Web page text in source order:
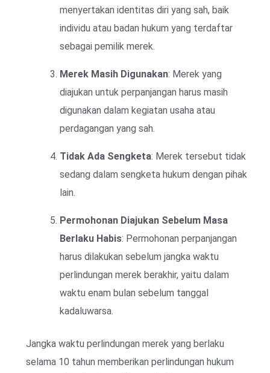
menyertakan identitas diri yang sah, baik
individu atau badan hukum yang terdaftar
sebagai pemilik merek.
Merek Masih Digunakan: Merek yang
diajukan untuk perpanjangan harus masih
digunakan dalam kegiatan usaha atau
perdagangan yang sah.
Tidak Ada Sengketa: Merek tersebut tidak
sedang dalam sengketa hukum dengan pihak
lain.
Permohonan Diajukan Sebelum Masa
Berlaku Habis: Permohonan perpanjangan
harus dilakukan sebelum jangka waktu
perlindungan merek berakhir, yaitu dalam
waktu enam bulan sebelum tanggal
kadaluwarsa.
Jangka waktu perlindungan merek yang berlaku
selama 10 tahun memberikan perlindungan hukum